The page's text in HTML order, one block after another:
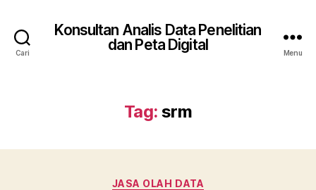
Cari
Konsultan Analis Data Penelitian
dan Peta Digital
Menu
Tag: srm
Kategori
JASA OLAH DATA